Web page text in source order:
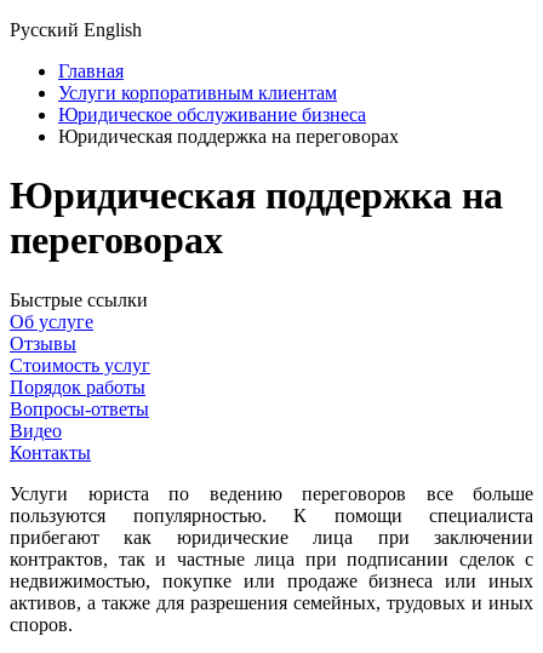
Русский English
Главная
Услуги корпоративным клиентам
Юридическое обслуживание бизнеса
Юридическая поддержка на переговорах
Юридическая поддержка на
переговорах
Быстрые ссылки
Об услуге
Отзывы
Стоимость услуг
Порядок работы
Вопросы-ответы
Видео
Контакты
Услуги юриста по ведению переговоров все больше
пользуются популярностью. К помощи специалиста
прибегают как юридические лица при заключении
контрактов, так и частные лица при подписании сделок с
недвижимостью, покупке или продаже бизнеса или иных
активов, а также для разрешения семейных, трудовых и иных
споров.